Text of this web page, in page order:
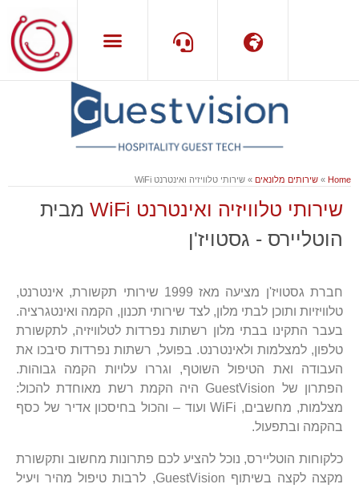
שפה תמיכה
Home
» שירותים מלונאים » שירותי טלוויזיה ואינטרנט WiFi
שירותי טלוויזיה ואינטרנט WiFi
מבית
הוטליירס - גסטויז'ן
חברת גסטויז'ן מציעה מאז 1999 שירותי תקשורת, אינטרנט,
טלוויזיות ותוכן לבתי מלון, לצד שירותי תכנון, הקמה ואינטגרציה.
בעבר התקינו בבתי מלון רשתות נפרדות לטלוויזיה, לתקשורת
טלפון, למצלמות ולאינטרנט. בפועל, רשתות נפרדות סיבכו את
העבודה ואת הטיפול השוטף, וגררו עלויות הקמה גבוהות.
הפתרון של GuestVision היה הקמת רשת מאוחדת להכול:
מצלמות, מחשבים, WiFi ועוד – והכול בחיסכון אדיר של כסף
בהקמה ובתפעול.
כלקוחות הוטליירס, נוכל להציע לכם פתרונות מחשוב ותקשורת
מקצה לקצה בשיתוף GuestVision, לרבות טיפול מהיר ויעיל